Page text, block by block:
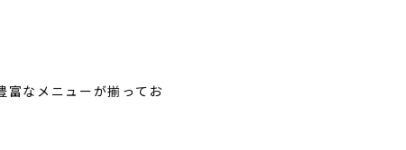
富なメニューが揃ってお